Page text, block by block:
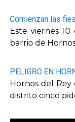
Comienzan las
Este viernes
barrio de
PELIGRO EN
Hornos del Rey
distrito cinco